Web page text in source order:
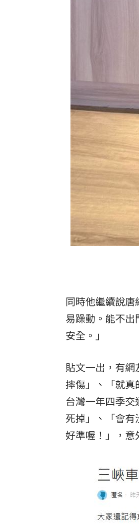
同時他繼續說
易躁動。能不
安全。」
貼文一出，有網
摔傷」、「就真
台灣一年四季
死掉」、「會
好準喔！」，意